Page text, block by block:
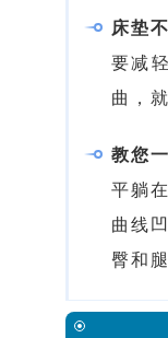
床垫
要减
曲，
教您
平躺
曲线
臀和